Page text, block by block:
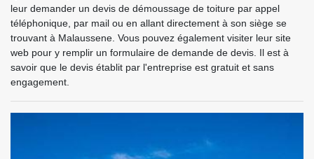
leur demander un devis de démoussage de toiture par appel
téléphonique, par mail ou en allant directement à son siège se
trouvant à Malaussene. Vous pouvez également visiter leur site
web pour y remplir un formulaire de demande de devis. Il est à
savoir que le devis établit par l'entreprise est gratuit et sans
engagement.